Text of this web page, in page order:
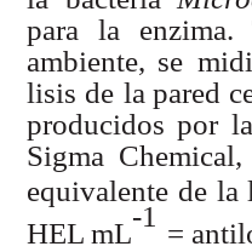
para
la enzima.
ambiente, se
lisis de la pared
producidos por la
Sigma
equivalente de la
HEL mL-1 =